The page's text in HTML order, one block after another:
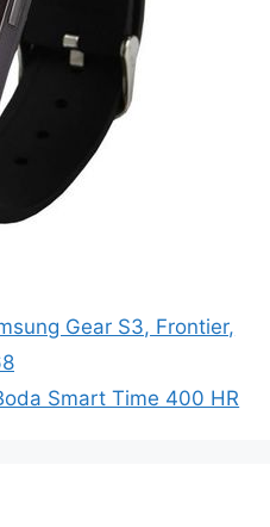
Gear S3, Frontier,
Smart Time 400 HR